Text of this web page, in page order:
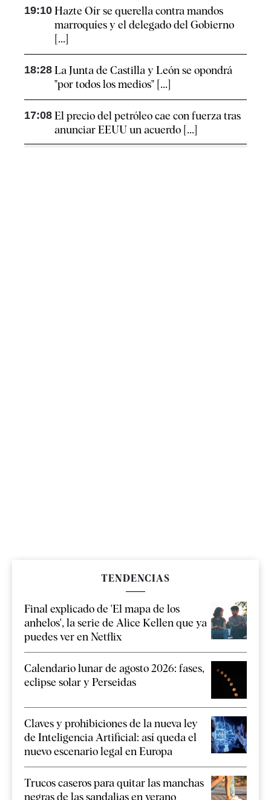
19:10 Hazte Oír se querella contra mandos
marroquíes y el delegado del Gobierno
[...]
18:28 La Junta de Castilla y León se opondrá
"por todos los medios" [...]
17:08 El precio del petróleo cae con fuerza tras
anunciar EEUU un acuerdo [...]
TENDENCIAS
Final explicado de 'El mapa de los
anhelos', la serie de Alice Kellen que ya
puedes ver en Netflix
Calendario lunar de agosto 2026: fases,
eclipse solar y Perseidas
Claves y prohibiciones de la nueva ley
de Inteligencia Artificial: así queda el
nuevo escenario legal en Europa
Trucos caseros para quitar las manchas
negras de las sandalias en verano